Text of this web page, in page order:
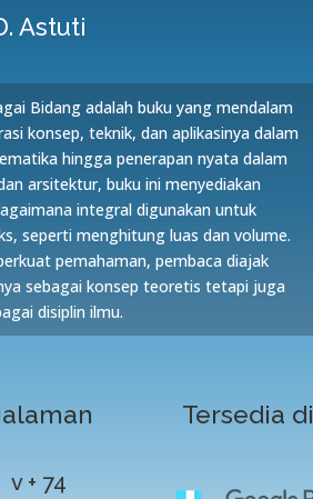
Astuti
Bidang adalah buku yang mendalam
konsep, teknik, dan aplikasinya dalam
hingga penerapan nyata dalam
arsitektur, buku ini menyediakan
integral digunakan untuk
seperti menghitung luas dan volume.
pemahaman, pembaca diajak
sebagai konsep teoretis tetapi juga
disiplin ilmu.
v + 74
Tersedia di